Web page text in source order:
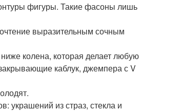
фигуры. Такие фасоны лишь
выразительным сочным
колена, которая делает любую
каблук, джемпера с V
украшений из страз, стекла и